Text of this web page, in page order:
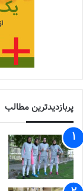
پربازدیدترین مطالب